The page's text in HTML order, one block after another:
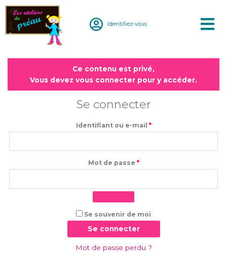
Aller
contenu
Identifiez-vous
Ce contenu est privé,
Vous devez vous connecter pour y accéder.
Se connecter
Identifiant ou e-mail *
Mot de passe *
Obligatoire
Se souvenir de moi
Se connecter
Mot de passe perdu ?